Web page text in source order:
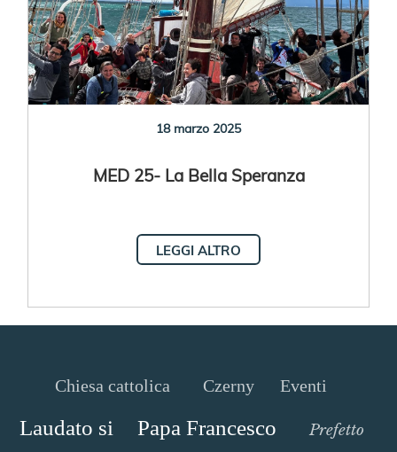
18 marzo 2025
MED 25- La Bella Speranza
LEGGI ALTRO
Chiesa cattolica Czerny Eventi
Laudato si Papa Francesco Prefetto